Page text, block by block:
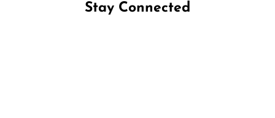
Stay Connected